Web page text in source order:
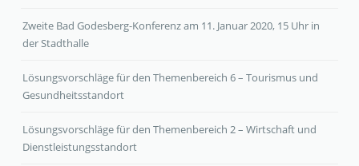
Zweite Bad Godesberg-Konferenz am 11. Januar 2020, 15 Uhr in
der Stadthalle
Lösungsvorschläge für den Themenbereich 6 – Tourismus und
Gesundheitsstandort
Lösungsvorschläge für den Themenbereich 2 – Wirtschaft und
Dienstleistungsstandort